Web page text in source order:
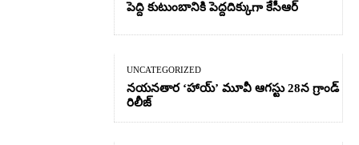
పెద్ది కుటుంబానికి పెద్దదిక్కుగా కేసీఆర్
UNCATEGORIZED
నయనతార ‘హాయ్’ మూవీ ఆగస్టు 28న గ్రాండ్
రిలీజ్